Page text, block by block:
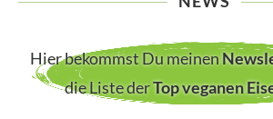
Hier bekommst Du meinen
die Liste derTop veganen